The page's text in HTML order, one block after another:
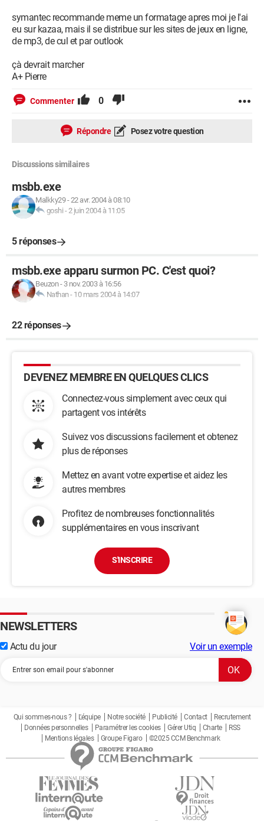
symantec recommande meme un formatage apres moi je l'ai
eu sur kazaa, mais il se distribue sur les sites de jeux en ligne,
de mp3, de cul et par outlook
çà devrait marcher
A+ Pierre
Commenter 0
Répondre Posez votre question
Discussions similaires
msbb.exe
Malkky29-22 avr. 2004 à 08:10
goshi -2 juin 2004 à 11:05
5 réponses
msbb.exe apparu surmon PC. C'est quoi?
Beuzon- 3 nov. 2003 à 16:56
Nathan- 10 mars 2004 à 14:07
22 réponses
DEVENEZ MEMBRE EN QUELQUES CLICS
Connectez-vous simplement avec ceux qui
partagent vos intérêts
Suivez vos discussions facilement et obtenez
plus de réponses
Mettez en avant votre expertise et aidez les
autres membres
Profitez de nombreuses fonctionnalités
supplémentaires en vous inscrivant
S'INSCRIRE
NEWSLETTERS
Actu du jour Voir un exemple
Qui sommes-nous ? L'équipe Notre société Publicité Contact
Recrutement
Données personnelles
Paramétrer les cookies Gérer Utiq Charte
RSS
Mentions légales
Groupe Figaro ©2025 CCM Benchmark